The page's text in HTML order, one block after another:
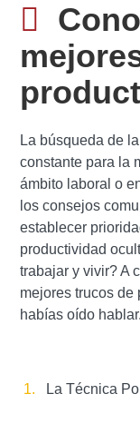
La búsqueda de
constante para la
ámbito laboral o
los consejos
establecer
productividad
trabajar y vivir? A
mejores trucos de
habías oído hablar.
La Técnica